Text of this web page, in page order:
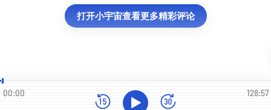
打开小宇宙查看更多精彩评论
00:00 128:57